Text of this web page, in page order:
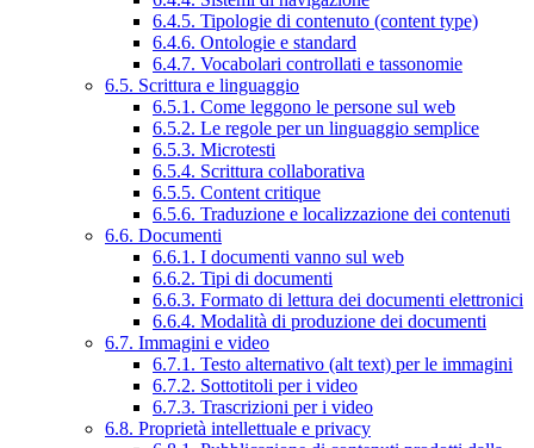
6.4.5. Tipologie di contenuto (content type)
6.4.6. Ontologie e standard
6.4.7. Vocabolari controllati e tassonomie
6.5. Scrittura e linguaggio
6.5.1. Come leggono le persone sul web
6.5.2. Le regole per un linguaggio semplice
6.5.3. Microtesti
6.5.4. Scrittura collaborativa
6.5.5. Content critique
6.5.6. Traduzione e localizzazione dei contenuti
6.6. Documenti
6.6.1. I documenti vanno sul web
6.6.2. Tipi di documenti
6.6.3. Formato di lettura dei documenti elettronici
6.6.4. Modalità di produzione dei documenti
6.7. Immagini e video
6.7.1. Testo alternativo (alt text) per le immagini
6.7.2. Sottotitoli per i video
6.7.3. Trascrizioni per i video
6.8. Proprietà intellettuale e privacy